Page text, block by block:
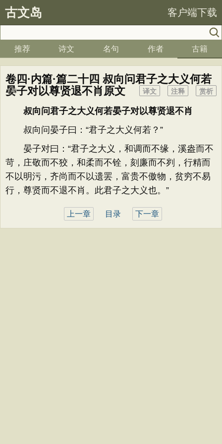
古文岛 客户端下载
推荐 诗文 名句 作者 古籍
卷四·内篇·篇二十四 叔向问君子之大义何若
晏子对以尊贤退不肖原文
赏析
注释
译文
叔向问君子之大义何若晏子对以尊贤退不肖
叔向问晏子曰：“君子之大义何若？”
晏子对曰：“君子之大义，和调而不缘，溪盎而不
苛，庄敬而不狡，和柔而不铨，刻廉而不刿，行精而
不以明污，齐尚而不以遗罢，富贵不傲物，贫穷不易
行，尊贤而不退不肖。此君子之大义也。”
上一章 目录 下一章